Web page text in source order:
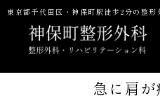
東京都千代田区・神保町駅徒歩2分の整
急に肩